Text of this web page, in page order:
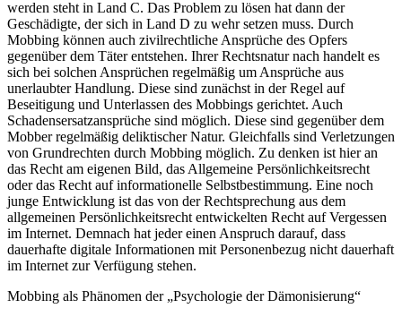
werden steht in Land C. Das Problem zu lösen hat dann der
Geschädigte, der sich in Land D zu wehr setzen muss. Durch
Mobbing können auch zivilrechtliche Ansprüche des Opfers
gegenüber dem Täter entstehen. Ihrer Rechtsnatur nach handelt es
sich bei solchen Ansprüchen regelmäßig um Ansprüche aus
unerlaubter Handlung. Diese sind zunächst in der Regel auf
Beseitigung und Unterlassen des Mobbings gerichtet. Auch
Schadensersatzansprüche sind möglich. Diese sind gegenüber dem
Mobber regelmäßig deliktischer Natur. Gleichfalls sind Verletzungen
von Grundrechten durch Mobbing möglich. Zu denken ist hier an
das Recht am eigenen Bild, das Allgemeine Persönlichkeitsrecht
oder das Recht auf informationelle Selbstbestimmung. Eine noch
junge Entwicklung ist das von der Rechtsprechung aus dem
allgemeinen Persönlichkeitsrecht entwickelten Recht auf Vergessen
im Internet. Demnach hat jeder einen Anspruch darauf, dass
dauerhafte digitale Informationen mit Personenbezug nicht dauerhaft
im Internet zur Verfügung stehen.
Mobbing als Phänomen der „Psychologie der Dämonisierung“